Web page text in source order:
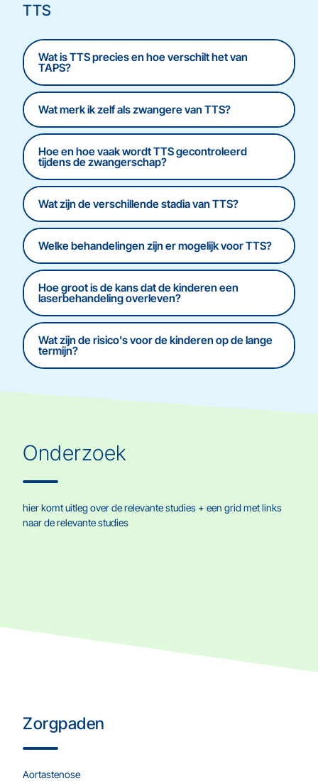
TTS
Wat is TTS precies en hoe verschilt het van
TAPS?
Wat merk ik zelf als zwangere van TTS?
Hoe en hoe vaak wordt TTS gecontroleerd
tijdens de zwangerschap?
Wat zijn de verschillende stadia van TTS?
Welke behandelingen zijn er mogelijk voor TTS?
Hoe groot is de kans dat de kinderen een
laserbehandeling overleven?
Wat zijn de risico's voor de kinderen op de lange
termijn?
Onderzoek
hier komt uitleg over de relevante studies + een grid met links
naar de relevante studies
Zorgpaden
Aortastenose